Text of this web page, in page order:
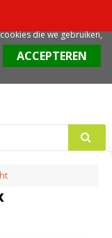
adviseren we deze
die we gebruiken,